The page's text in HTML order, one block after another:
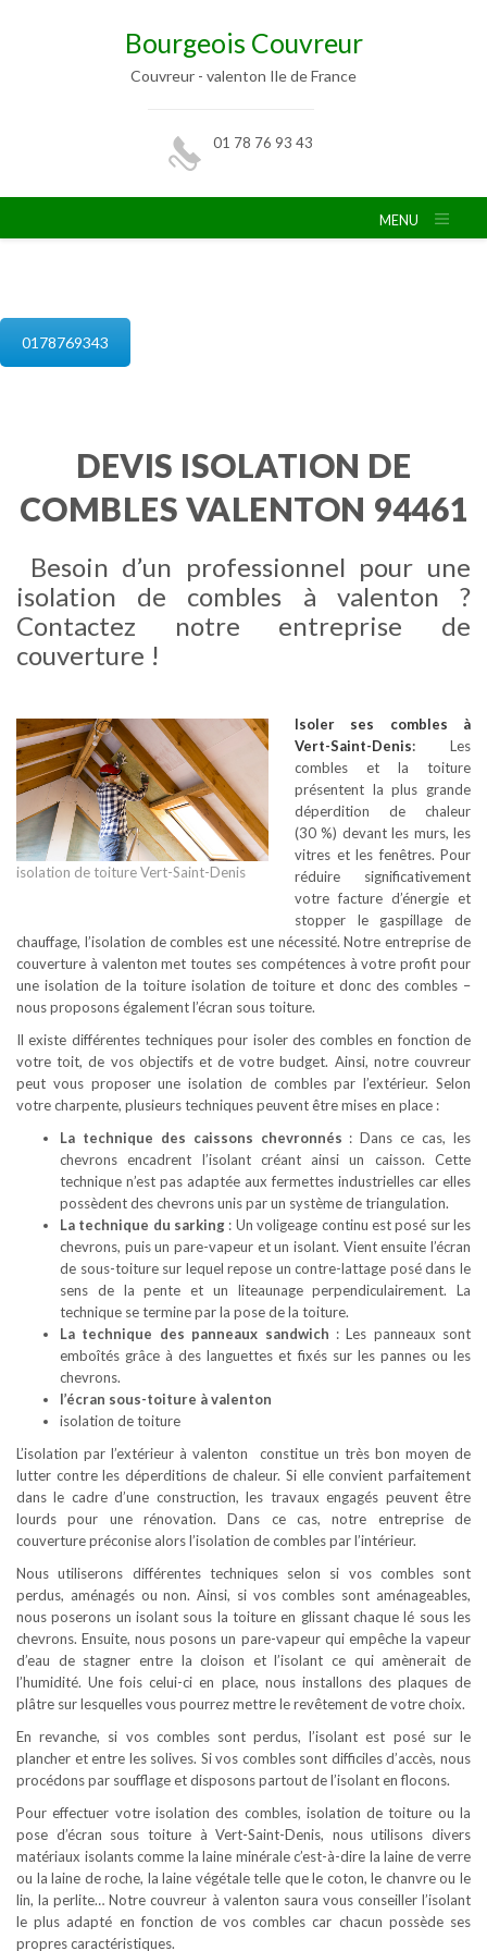
Bourgeois Couvreur
Couvreur - valenton Ile de France
01 78 76 93 43
MENU
0178769343
DEVIS ISOLATION DE
COMBLES VALENTON 94461
Besoin d’un professionnel pour une
isolation de combles à valenton ?
Contactez notre entreprise de
couverture !
isolation de toiture Vert-Saint-Denis
Isoler ses combles à
Vert-Saint-Denis: Les
combles et la toiture
présentent la plus grande
déperdition de chaleur
(30 %) devant les murs, les
vitres et les fenêtres. Pour
réduire significativement
votre facture d’énergie et
stopper le gaspillage de
chauffage, l’isolation de combles est une nécessité. Notre entreprise de
couverture à valenton met toutes ses compétences à votre profit pour
une isolation de la toiture isolation de toiture et donc des combles –
nous proposons également l’écran sous toiture.
Il existe différentes techniques pour isoler des combles en fonction de
votre toit, de vos objectifs et de votre budget. Ainsi, notre couvreur
peut vous proposer une isolation de combles par l’extérieur. Selon
votre charpente, plusieurs techniques peuvent être mises en place :
La technique des caissons chevronnés : Dans ce cas, les
chevrons encadrent l’isolant créant ainsi un caisson. Cette
technique n’est pas adaptée aux fermettes industrielles car elles
possèdent des chevrons unis par un système de triangulation.
La technique du sarking : Un voligeage continu est posé sur les
chevrons, puis un pare-vapeur et un isolant. Vient ensuite l’écran
de sous-toiture sur lequel repose un contre-lattage posé dans le
sens de la pente et un liteaunage perpendiculairement. La
technique se termine par la pose de la toiture.
La technique des panneaux sandwich : Les panneaux sont
emboîtés grâce à des languettes et fixés sur les pannes ou les
chevrons.
l’écran sous-toiture à valenton
isolation de toiture
L’isolation par l’extérieur à valenton constitue un très bon moyen de
lutter contre les déperditions de chaleur. Si elle convient parfaitement
dans le cadre d’une construction, les travaux engagés peuvent être
lourds pour une rénovation. Dans ce cas, notre entreprise de
couverture préconise alors l’isolation de combles par l’intérieur.
Nous utiliserons différentes techniques selon si vos combles sont
perdus, aménagés ou non. Ainsi, si vos combles sont aménageables,
nous poserons un isolant sous la toiture en glissant chaque lé sous les
chevrons. Ensuite, nous posons un pare-vapeur qui empêche la vapeur
d’eau de stagner entre la cloison et l’isolant ce qui amènerait de
l’humidité. Une fois celui-ci en place, nous installons des plaques de
plâtre sur lesquelles vous pourrez mettre le revêtement de votre choix.
En revanche, si vos combles sont perdus, l’isolant est posé sur le
plancher et entre les solives. Si vos combles sont difficiles d’accès, nous
procédons par soufflage et disposons partout de l’isolant en flocons.
Pour effectuer votre isolation des combles, isolation de toiture ou la
pose d’écran sous toiture à Vert-Saint-Denis, nous utilisons divers
matériaux isolants comme la laine minérale c’est-à-dire la laine de verre
ou la laine de roche, la laine végétale telle que le coton, le chanvre ou le
lin, la perlite… Notre couvreur à valenton saura vous conseiller l’isolant
le plus adapté en fonction de vos combles car chacun possède ses
propres caractéristiques.